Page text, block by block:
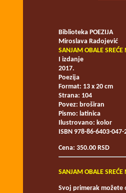
Biblioteka POEZIJA
Miroslava Radojević
SANJAM OBALE
I izdanje
2017.
Poezija
Format: 13 x 20 cm
Strana: 104
Povez: broširan
Pismo: latinica
Ilustrovano: kolor
ISBN 978-86-6403-047-
Cena: 350.00 RSD
SANJAM OBALE
Svoj primerak možete